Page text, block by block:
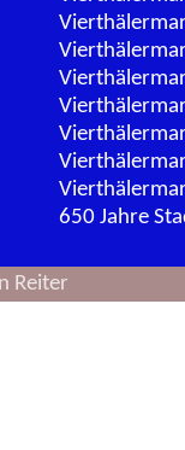
650 Jahre
Reiter